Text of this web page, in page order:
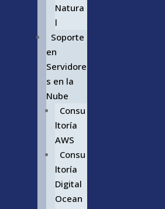
Natura
l
Soporte
en
Servidore
s en la
Nube
Consu
ltoría
AWS
Consu
ltoría
Digital
Ocean